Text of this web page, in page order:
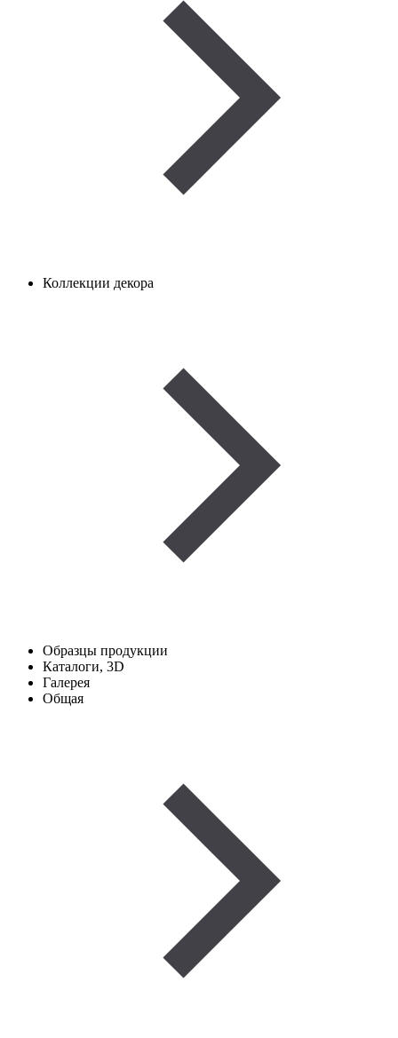
Коллекции декора
Образцы продукции
Каталоги, 3D
Галерея
Общая